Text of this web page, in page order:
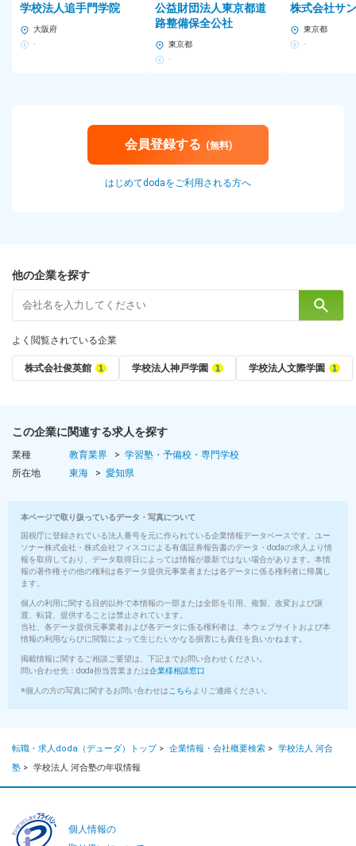
学校法人追手門学院
大阪府
-
公益財団法人東京都道
路整備保全公社
東京都
-
株式会社サ
東京都
-
会員登録する (無料)
はじめてdodaをご利用される方へ
他の企業を探す
よく閲覧されている企業
株式会社俊英館 学校法人神戸学園 学校法人文際学園
この企業に関連する求人を探す
業種 教育業界
学習塾・予備校・専門学校
所在地
東海 愛知県
本ページで取り扱っているデータ・写真について
国税庁に登録されている法人番号を元に作られている企業情報データベースです。ユー
ソナー株式会社・株式会社フィスコによる有価証券報告書のデータ・dodaの求人より情
報を取得しており、データ取得日によっては情報が最新ではない場合があります。本情
報の著作権その他の権利は各データ提供元事業者または各データに係る権利者に帰属し
ます。
個人の利用に関する目的以外で本情報の一部または全部を引用、複製、改変および譲
渡、転貸、提供することは禁止されています。
当社、各データ提供元事業者および各データに係る権利者は、本ウェブサイトおよび本
情報の利用ならびに閲覧によって生じたいかなる損害にも責任を負いかねます。
掲載情報に関するご相談ご要望は、下記までお問い合わせください。
問い合わせ先：doda担当営業または企業様相談窓口
※個人の方の写真に関するお問い合わせは こちら よりご連絡ください。
転職・求人doda（デューダ）トップ> 企業情報・会社概要検索 > 学校法人 河合
塾 > 学校法人 河合塾の年収情報
個人情報の